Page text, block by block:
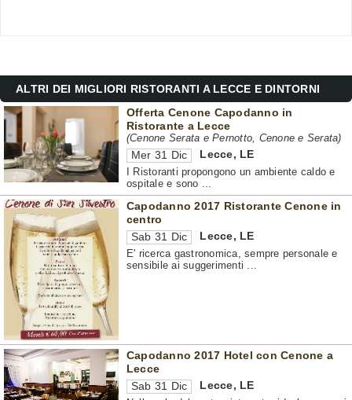
ALTRI DEI MIGLIORI RISTORANTI A LECCE E DINTORNI
Offerta Cenone Capodanno in
Ristorante a Lecce
(Cenone Serata e Pernotto, Cenone e Serata)
Mer 31 Dic Lecce, LE
I Ristoranti propongono un ambiente caldo e
ospitale e sono ...
Capodanno 2017 Ristorante Cenone in
centro
Sab 31 Dic Lecce, LE
E' ricerca gastronomica, sempre personale e
sensibile ai suggerimenti ...
Capodanno 2017 Hotel con Cenone a
Lecce
Sab 31 Dic Lecce, LE